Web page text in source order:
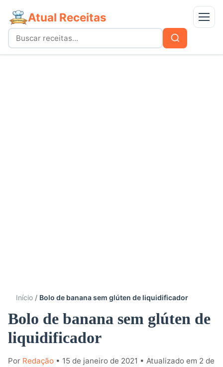
Atual Receitas Menu
Buscar
por:
Buscar
Início Bolo de banana sem glúten de liquidificador
Bolo de banana sem glúten de
liquidificador
Por Redação • 15 de janeiro de 2021 • Atualizado em 2 de